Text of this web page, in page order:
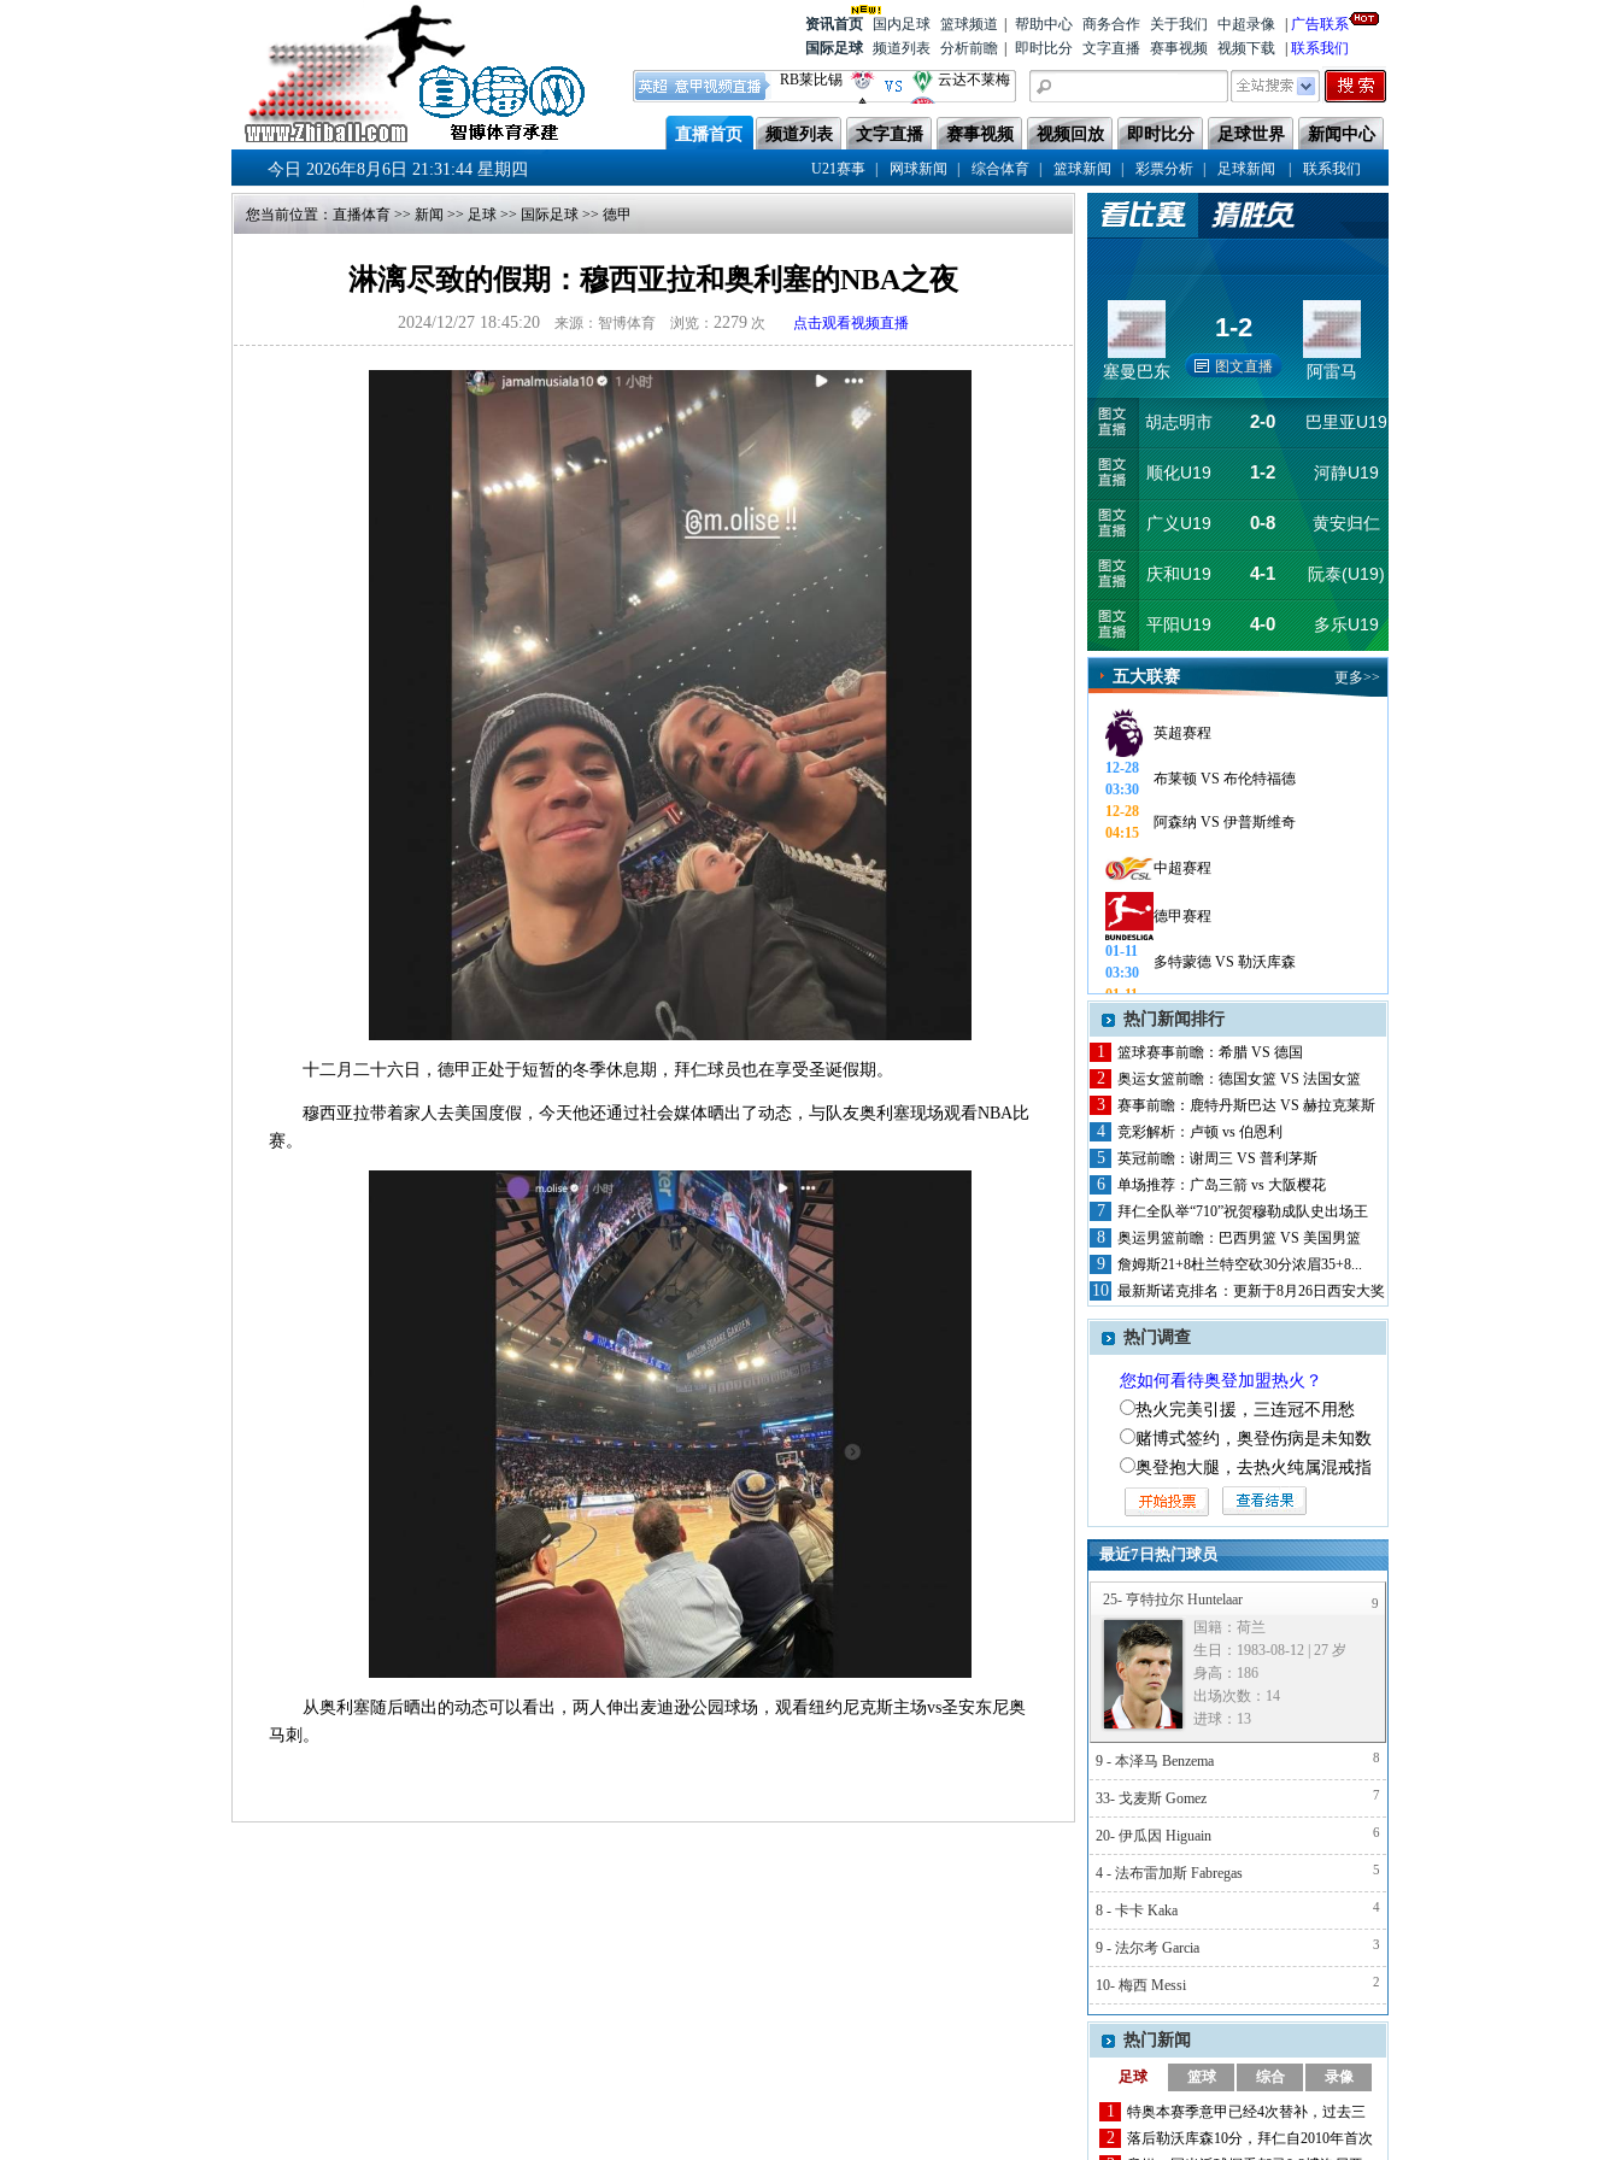
资讯首页 国内足球 篮球频道
国际足球 频道列表 分析前瞻
帮助中心 商务合作 关于我们 中超录像
广告联系
即时比分 文字直播 赛事视频 视频下载 联系我们
RB莱比锡
云达不莱梅
巴赫
弗赖堡
基尔
海登海姆
柏林联合
霍芬海姆
沃尔夫斯堡
直播首页 频道列表 文字直播 赛事视频 视频回放 即时比分 足球世界 新闻中心
U21赛事 | 网球新闻 | 综合体育 | 篮球新闻 | 彩票分析 | 足球新闻 | 联系我们
今日 2026年8月6日 21:31:45 星期四
您当前位置： 直播体育 >> 新闻 >> 足球 >> 国际足球 >> 德甲
淋漓尽致的假期：穆西亚拉和奥利塞的NBA之夜
2024/12/27 18:45:20 来源：智博体育 浏览： 2279 次 点击观看视频直播
十二月二十六日，德甲正处于短暂的冬季休息期，拜仁球员也在享受圣诞假期。
穆西亚拉带着家人去美国度假，今天他还通过社会媒体晒出了动态，与队友奥利塞现场观看NBA比
赛。
从奥利塞随后晒出的动态可以看出，两人伸出麦迪逊公园球场，观看纽约尼克斯主场vs圣安东尼奥
马刺。
塞曼巴东
1-2
图文直播 阿雷马
胡志明市
U19
2-0 巴里亚U19
顺化U19 1-2 河静U19
广义U19 0-8 黄安归仁
U19
庆和U19 4-1 阮泰(U19)
平阳U19 4-0 多乐U19
五大联赛 更多>>
英超赛程
12-28
03:30
布莱顿 VS 布伦特福德
12-28
04:15
阿森纳 VS 伊普斯维奇
中超赛程
德甲赛程
01-11
03:30
多特蒙德 VS 勒沃库森
01-11
22:30
圣保利 VS 法兰克福
01-11
22:30
美因茨 VS 波鸿
01-11
22:30
01-11
22:30
海登海姆 VS 柏林联合
意甲赛程
12-28
22:00
帕尔马 VS 蒙扎
12-28
22:00
恩波利 VS 热那亚
12-29
01:00
12-29
03:45
拉齐奥 VS 亚特兰大
12-29
19:30
乌迪内斯 VS 都灵
热门新闻排行
1
篮球赛事前瞻：希腊 VS 德国
2 奥运女篮前瞻：德国女篮 VS 法国女篮
3 赛事前瞻：鹿特丹斯巴达 VS 赫拉克莱斯
4 竞彩解析：卢顿 vs 伯恩利
5 英冠前瞻：谢周三 VS 普利茅斯
6 单场推荐：广岛三箭 vs 大阪樱花
7
拜仁全队举“710”祝贺穆勒成队史出场王
穆...
8 奥运男篮前瞻：巴西男篮 VS 美国男篮
9 詹姆斯21+8杜兰特空砍30分浓眉35+8...
10 最新斯诺克排名：更新于8月26日西安大奖
赛...
热门调查
您如何看待奥登加盟热火？
热火完美引援，三连冠不用愁
赌博式签约，奥登伤病是未知数
奥登抱大腿，去热火纯属混戒指
最近7日热门球员
9
25- 亨特拉尔 Huntelaar
国籍：荷兰
生日：1983-08-12 | 27 岁
身高：186
出场次数：14
进球：13
8
9 - 本泽马 Benzema
7
33- 戈麦斯 Gomez
6
20- 伊瓜因 Higuain
5
4 - 法布雷加斯 Fabregas
4
8 - 卡卡 Kaka
3
9 - 法尔考 Garcia
2
10- 梅西 Messi
热门新闻
足球 篮球 综合 录像
1
特奥本赛季意甲已经4次替补，过去三
个赛季才...
2
落后勒沃库森10分，拜仁自2010年首次